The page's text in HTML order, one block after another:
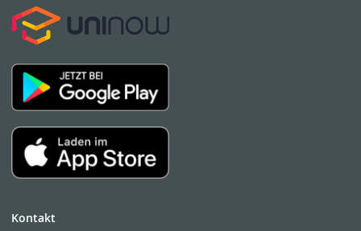
Kontakt